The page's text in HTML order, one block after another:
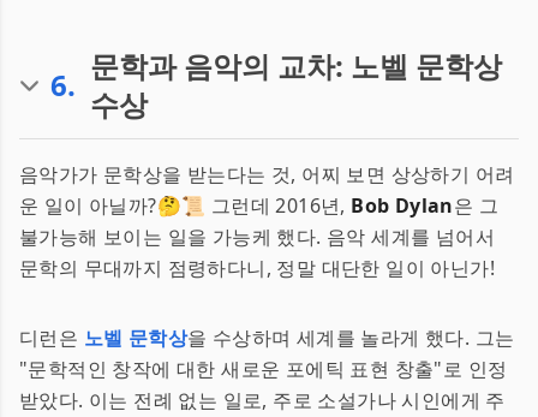
6. 문학과 음악의 교차: 노벨 문학상
수상
음악가가 문학상을 받는다는 것, 어찌 보면 상상하기 어려
운 일이 아닐까?🤔📜 그런데 2016년, Bob Dylan은 그
불가능해 보이는 일을 가능케 했다. 음악 세계를 넘어서
문학의 무대까지 점령하다니, 정말 대단한 일이 아닌가!
디런은 노벨 문학상을 수상하며 세계를 놀라게 했다. 그는
"문학적인 창작에 대한 새로운 포에틱 표현 창출"로 인정
받았다. 이는 전례 없는 일로, 주로 소설가나 시인에게 주